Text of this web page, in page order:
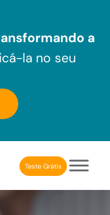
a
la no seu
profissionais
Teste Grátis